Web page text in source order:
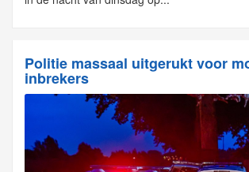
Politie massaal uitgerukt voor
inbrekers